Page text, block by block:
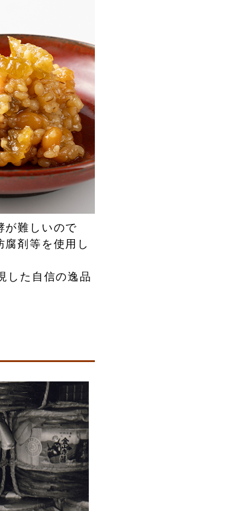
が難しいので
剤等を使用し
した自信の逸品